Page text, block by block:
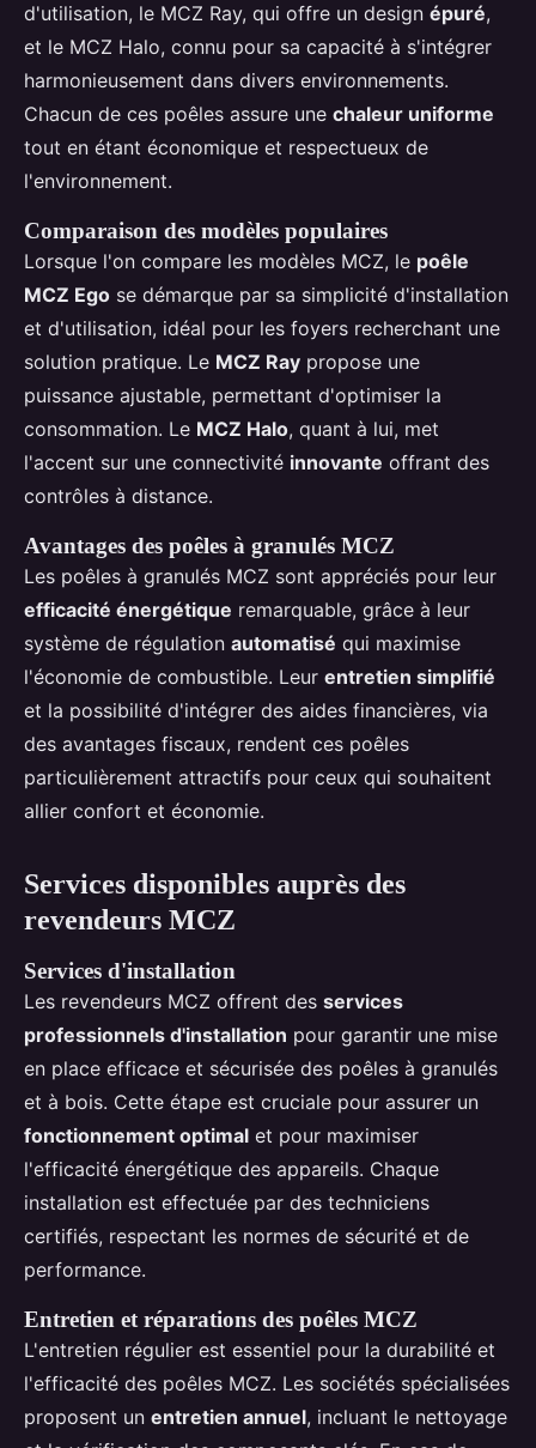
d'utilisation, le MCZ Ray, qui offre un design épuré,
et le MCZ Halo, connu pour sa capacité à s'intégrer
harmonieusement dans divers environnements.
Chacun de ces poêles assure une chaleur uniforme
tout en étant économique et respectueux de
l'environnement.
Comparaison des modèles populaires
Lorsque l'on compare les modèles MCZ, le poêle
MCZ Ego se démarque par sa simplicité d'installation
et d'utilisation, idéal pour les foyers recherchant une
solution pratique. Le MCZ Ray propose une
puissance ajustable, permettant d'optimiser la
consommation. Le MCZ Halo, quant à lui, met
l'accent sur une connectivité innovante offrant des
contrôles à distance.
Avantages des poêles à granulés MCZ
Les poêles à granulés MCZ sont appréciés pour leur
efficacité énergétique remarquable, grâce à leur
système de régulation automatisé qui maximise
l'économie de combustible. Leur entretien simplifié
et la possibilité d'intégrer des aides financières, via
des avantages fiscaux, rendent ces poêles
particulièrement attractifs pour ceux qui souhaitent
allier confort et économie.
Services disponibles auprès des
revendeurs MCZ
Services d'installation
Les revendeurs MCZ offrent des services
professionnels d'installation pour garantir une mise
en place efficace et sécurisée des poêles à granulés
et à bois. Cette étape est cruciale pour assurer un
fonctionnement optimal et pour maximiser
l'efficacité énergétique des appareils. Chaque
installation est effectuée par des techniciens
certifiés, respectant les normes de sécurité et de
performance.
Entretien et réparations des poêles MCZ
L'entretien régulier est essentiel pour la durabilité et
l'efficacité des poêles MCZ. Les sociétés spécialisées
proposent un entretien annuel, incluant le nettoyage